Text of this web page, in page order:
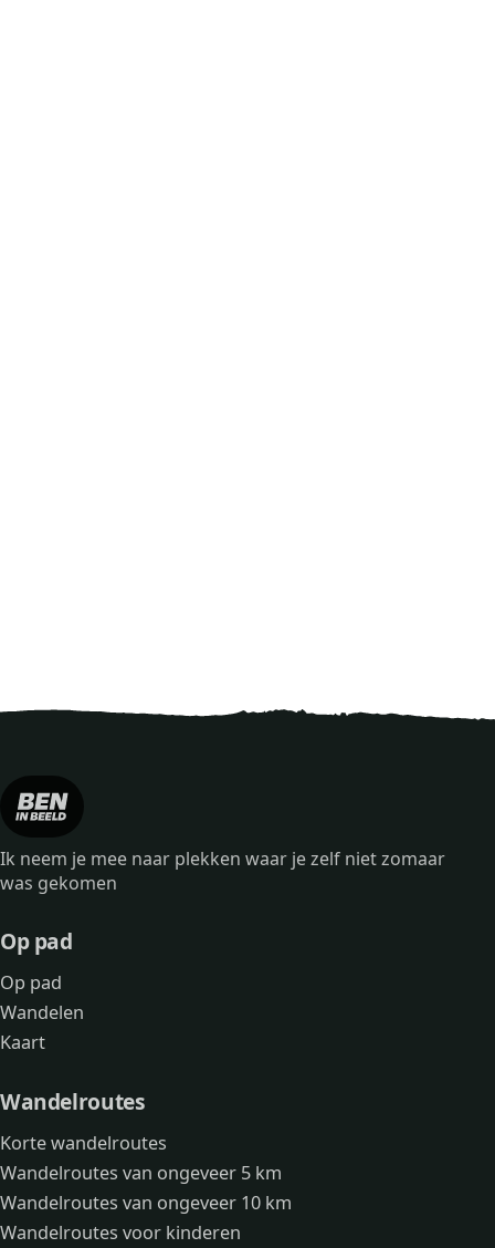
Ik neem je mee naar plekken waar je zelf niet zomaar
was gekomen
Op pad
Op pad
Wandelen
Kaart
Wandelroutes
Korte wandelroutes
Wandelroutes van ongeveer 5 km
Wandelroutes van ongeveer 10 km
Wandelroutes voor kinderen